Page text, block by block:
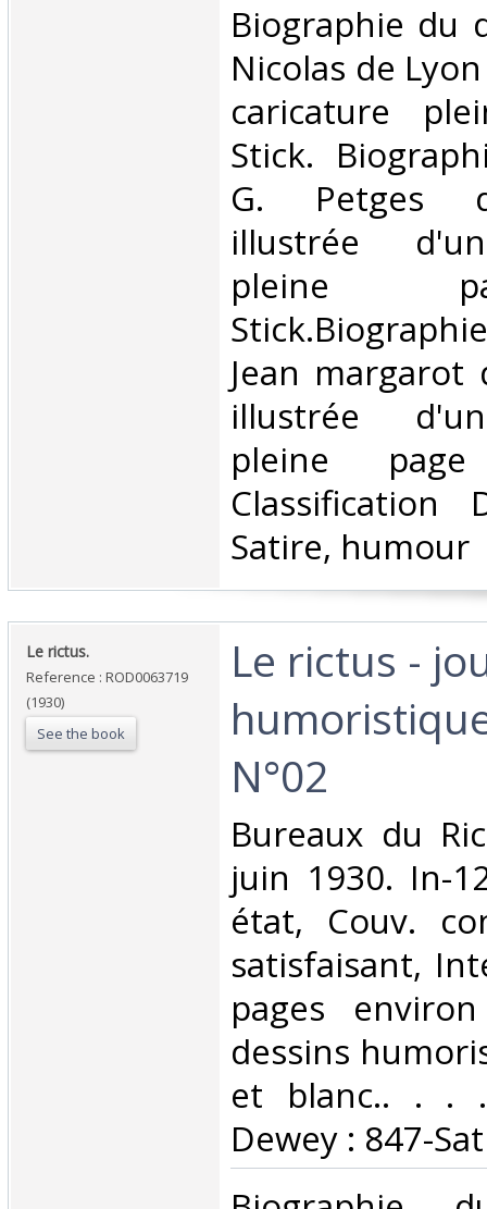
‎Biographie du
Nicolas de
caricature
Stick.
G. Petges
illustrée
pleine
Jean
illustrée
pleine
Classification
Satire, humour‎
‎Le rictus.‎
Reference : ROD0063719
(1930)
See the book
‎Le rictus -
N°02‎
‎Bureaux du
juin 1930. In-
état, Couv.
satisfaisant,
pages
dessins
et blanc.. . . .
Dewey : 847-